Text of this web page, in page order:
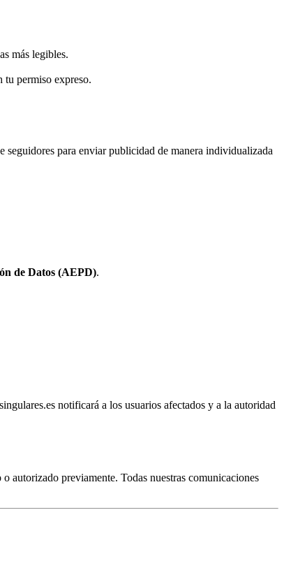
más legibles.
tu permiso expreso.
seguidores para enviar publicidad de manera individualizada
de Datos (AEPD).
notificará a los usuarios afectados y a la autoridad
autorizado previamente. Todas nuestras comunicaciones